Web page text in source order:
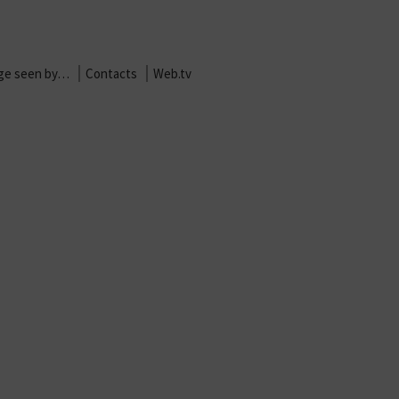
seen by… Contacts Web.tv